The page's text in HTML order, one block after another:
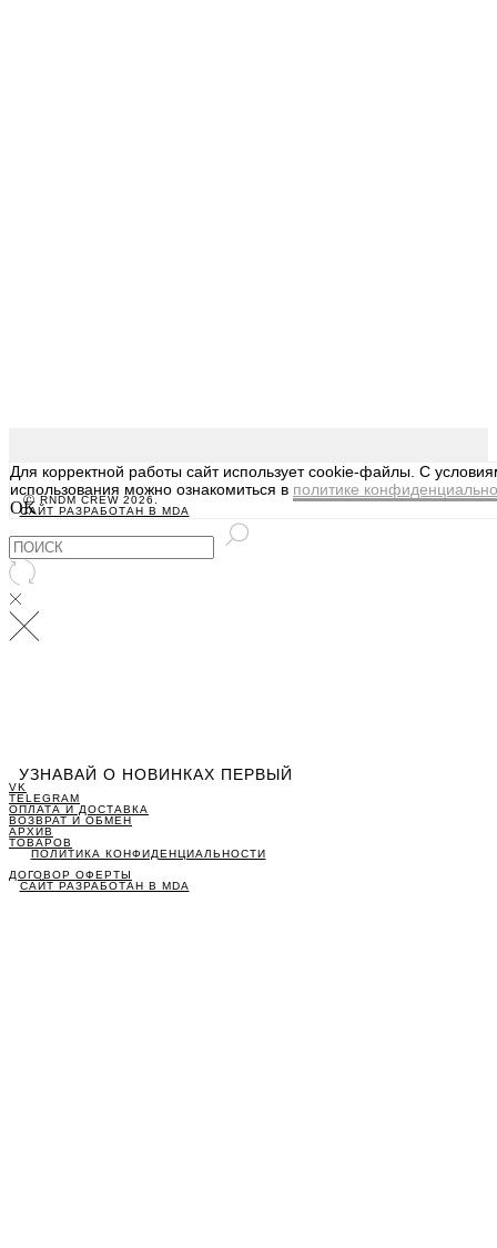
УЗНАВАЙ О НОВИНКАХ ПЕРВЫЙ
VK
TELEGRAM
ОПЛАТА И ДОСТАВКА
ВОЗВРАТ И ОБМЕН
АРХИВ
ТОВАРОВ
ПОЛИТИКА КОНФИДЕНЦИАЛЬНОСТИ
ДОГОВОР ОФЕРТЫ
САЙТ РАЗРАБОТАН В MDA
Ⓒ RNDM CREW 2026.
САЙТ РАЗРАБОТАН В MDA
Для корректной работы сайт использует cookie-файлы. С
использования можно ознакомиться в политике
OK